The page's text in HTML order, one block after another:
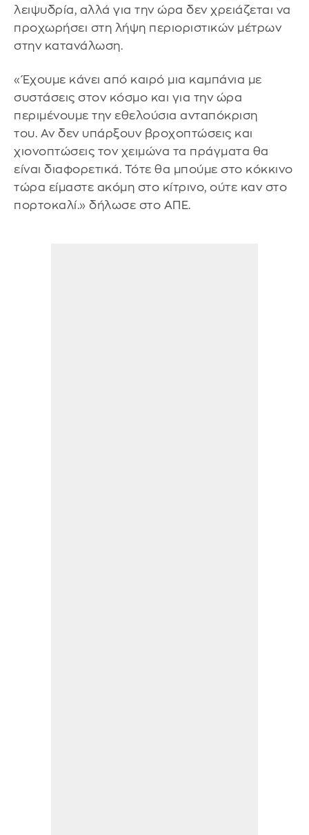
λειψυδρία, αλλά για την ώρα δεν χρειάζεται να
προχωρήσει στη λήψη περιοριστικών μέτρων
στην κατανάλωση.
«Έχουμε κάνει από καιρό μια καμπάνια με
συστάσεις στον κόσμο και για την ώρα
περιμένουμε την εθελούσια ανταπόκριση
του. Αν δεν υπάρξουν βροχοπτώσεις και
χιονοπτώσεις τον χειμώνα τα πράγματα θα
είναι διαφορετικά. Τότε θα μπούμε στο κόκκινο
τώρα είμαστε ακόμη στο κίτρινο, ούτε καν στο
πορτοκαλί.» δήλωσε στο ΑΠΕ.